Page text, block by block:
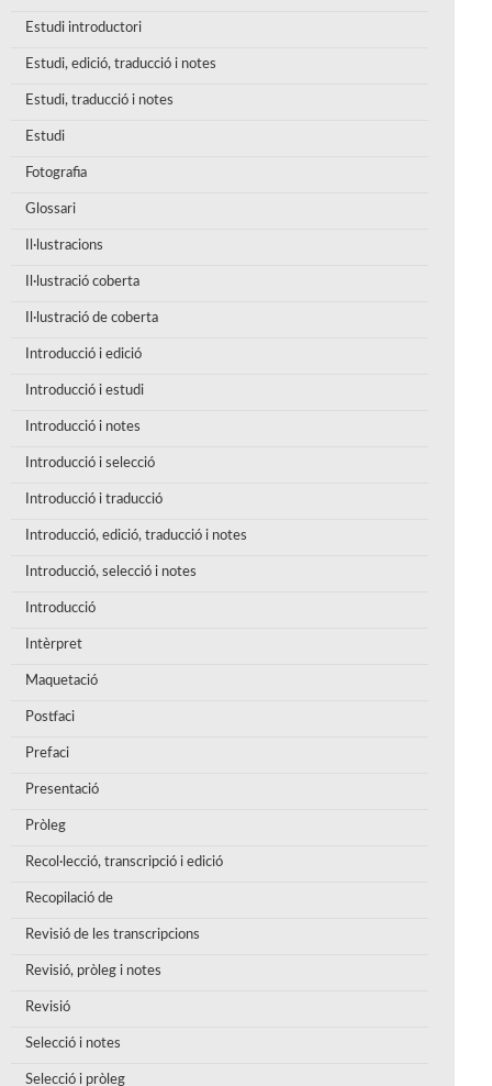
Estudi introductori
Estudi, edició, traducció i notes
Estudi, traducció i notes
Estudi
Fotografia
Glossari
Il·lustracions
Il·lustració coberta
Il·lustració de coberta
Introducció i edició
Introducció i estudi
Introducció i notes
Introducció i selecció
Introducció i traducció
Introducció, edició, traducció i notes
Introducció, selecció i notes
Introducció
Intèrpret
Maquetació
Postfaci
Prefaci
Presentació
Pròleg
Recol·lecció, transcripció i edició
Recopilació de
Revisió de les transcripcions
Revisió, pròleg i notes
Revisió
Selecció i notes
Selecció i pròleg